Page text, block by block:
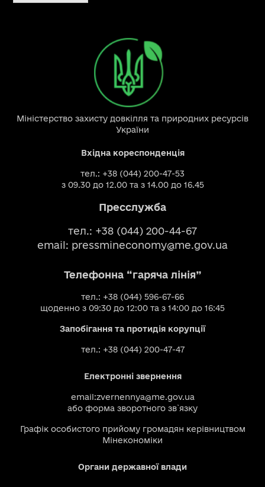
Міністерство захисту довкілля та природних ресурсів
України
Вхідна кореспонденція
тел.: +38 (044) 200-47-53
з 09.30 до 12.00 та з 14.00 до 16.45
Пресслужба
тел.: +38 (044) 200-44-67
email: pressmineconomy@me.gov.ua
Телефонна “гаряча лінія”
тел.: +38 (044) 596-67-66
щоденно з 09:30 до 12:00 та з 14:00 до 16:45
Запобігання та протидія корупції
тел.: +38 (044) 200-47-47
Електронні звернення
email:zvernennya@me.gov.ua
або форма зворотного зв`язку
Графік особистого прийому громадян керівництвом
Мінекономіки
Органи державної влади